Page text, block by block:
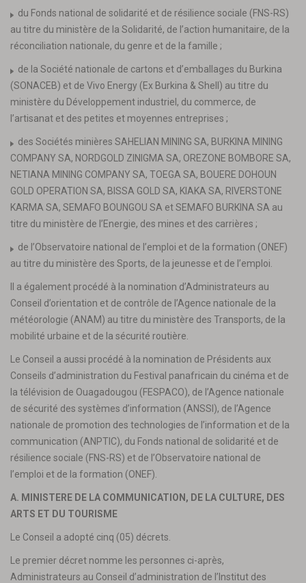
du Fonds national de solidarité et de résilience sociale (FNS-RS)
au titre du ministère de la Solidarité, de l’action humanitaire, de la
réconciliation nationale, du genre et de la famille ;
de la Société nationale de cartons et d’emballages du Burkina
(SONACEB) et de Vivo Energy (Ex Burkina & Shell) au titre du
ministère du Développement industriel, du commerce, de
l’artisanat et des petites et moyennes entreprises ;
des Sociétés minières SAHELIAN MINING SA, BURKINA MINING
COMPANY SA, NORDGOLD ZINIGMA SA, OREZONE BOMBORE SA,
NETIANA MINING COMPANY SA, TOEGA SA, BOUERE DOHOUN
GOLD OPERATION SA, BISSA GOLD SA, KIAKA SA, RIVERSTONE
KARMA SA, SEMAFO BOUNGOU SA et SEMAFO BURKINA SA au
titre du ministère de l’Energie, des mines et des carrières ;
de l’Observatoire national de l’emploi et de la formation (ONEF)
au titre du ministère des Sports, de la jeunesse et de l’emploi.
Il a également procédé à la nomination d’Administrateurs au
Conseil d’orientation et de contrôle de l’Agence nationale de la
météorologie (ANAM) au titre du ministère des Transports, de la
mobilité urbaine et de la sécurité routière.
Le Conseil a aussi procédé à la nomination de Présidents aux
Conseils d’administration du Festival panafricain du cinéma et de
la télévision de Ouagadougou (FESPACO), de l’Agence nationale
de sécurité des systèmes d’information (ANSSI), de l’Agence
nationale de promotion des technologies de l’information et de la
communication (ANPTIC), du Fonds national de solidarité et de
résilience sociale (FNS-RS) et de l’Observatoire national de
l’emploi et de la formation (ONEF).
A. MINISTERE DE LA COMMUNICATION, DE LA CULTURE, DES
ARTS ET DU TOURISME
Le Conseil a adopté cinq (05) décrets.
Le premier décret nomme les personnes ci-après,
Administrateurs au Conseil d’administration de l’Institut des